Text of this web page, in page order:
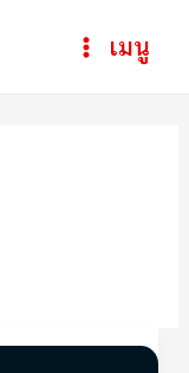
Mainเมนู